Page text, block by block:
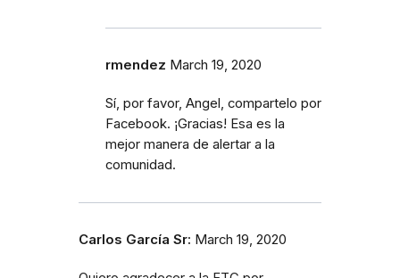
rmendez March 19, 2020
Sí, por favor, Angel, compartelo por
Facebook. ¡Gracias! Esa es la
mejor manera de alertar a la
comunidad.
Carlos García Sr: March 19, 2020